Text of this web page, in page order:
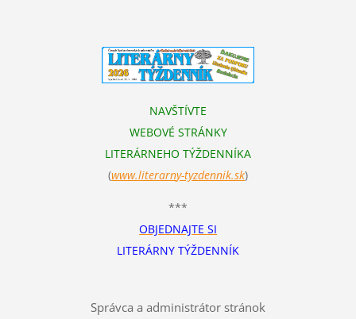
NAVŠTÍVTE
WEBOVÉ STRÁNKY
LITERÁRNEHO TÝŽDENNÍKA
(www.literarny-tyzdennik.sk)
***
OBJEDNAJTE SI
LITERÁRNY TÝŽDENNÍK
Správca a administrátor stránok